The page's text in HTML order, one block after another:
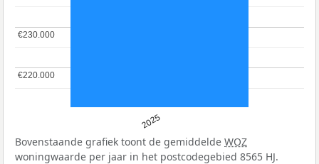
2025
€220.000
€220.000
€230.000
€230.000
Bovenstaande grafiek toont de gemiddelde WOZ
woningwaarde per jaar in het postcodegebied 8565 HJ.